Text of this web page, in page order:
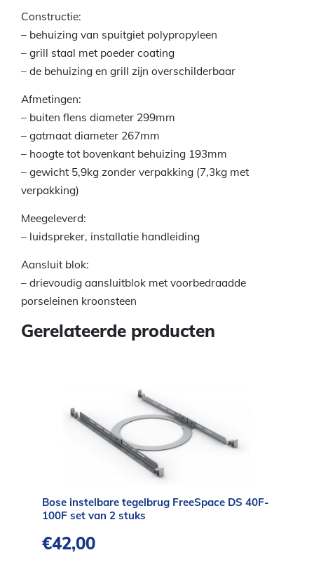
Constructie:
– behuizing van spuitgiet polypropyleen
– grill staal met poeder coating
– de behuizing en grill zijn overschilderbaar
Afmetingen:
– buiten flens diameter 299mm
– gatmaat diameter 267mm
– hoogte tot bovenkant behuizing 193mm
– gewicht 5,9kg zonder verpakking (7,3kg met
verpakking)
Meegeleverd:
– luidspreker, installatie handleiding
Aansluit blok:
– drievoudig aansluitblok met voorbedraadde
porseleinen kroonsteen
Gerelateerde producten
Bose instelbare tegelbrug FreeSpace DS 40F-
100F set van 2 stuks
€42,00